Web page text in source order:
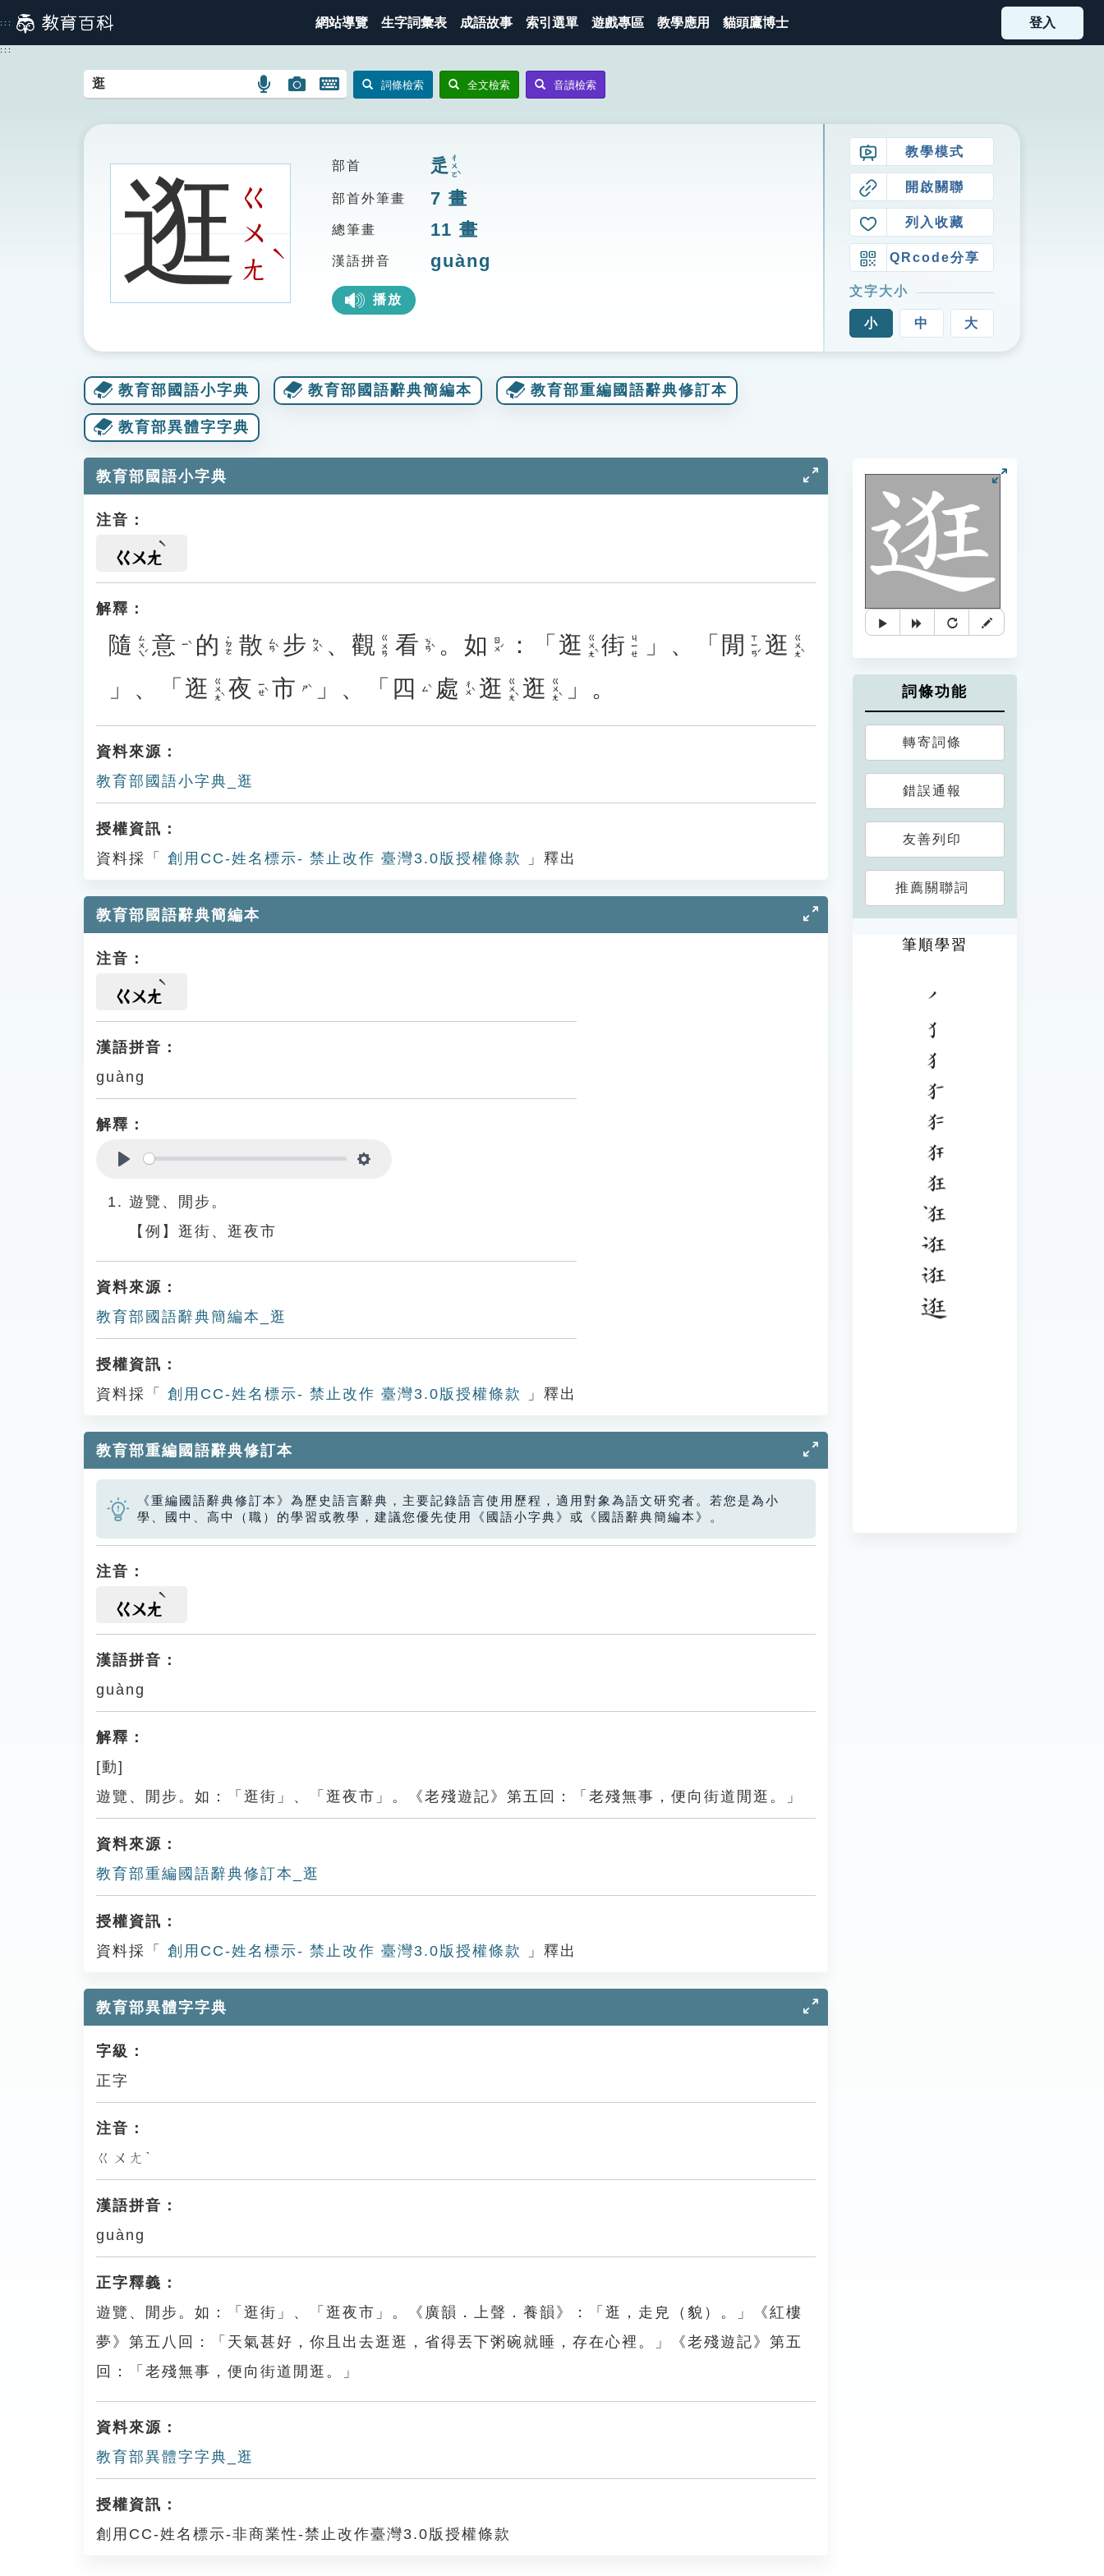
到
主
::: 網站導覽 生字詞彙表 成語故事 索引選單 遊戲專區 教學應用 貓頭鷹博士 登入
:::
語
搜
圖
圖
搜
開
鍵
圖
詞條檢索 全文檢索 音讀檢索
逛ㄍ
ㄨ
ㄤ
ˋ
部首 辵 ㄔㄨㄛˋ
部首外筆畫 7 畫
總筆畫 11 畫
漢語拼音 guàng
播放
教學模式
開啟關聯
列入收藏
QRcode分享
文字大小
小 中 大
教育部國語小字典 教育部國語辭典簡編本 教育部重編國語辭典修訂本
教育部異體字字典
教育部國語小字典
注音：
ㄍㄨㄤ
解釋：
隨 ㄙㄨㄟˊ 意 ㄧˋ 的 ˙ㄉㄜ 散 ㄙㄢˋ 步 ㄅㄨˋ 、 觀 ㄍㄨㄢ 看 ㄎㄢˋ 。 如 ㄖㄨˊ ：「 逛 ㄍㄨㄤˋ 街 ㄐㄧㄝ 」、「 閒 ㄒㄧㄢˊ 逛 ㄍㄨㄤˋ
」、「 逛 ㄍㄨㄤˋ 夜 ㄧㄝˋ 市 ㄕˋ 」、「 四 ㄙˋ 處 ㄔㄨˋ 逛 ㄍㄨㄤˋ 逛 ㄍㄨㄤˋ 」。
資料來源：
教育部國語小字典_逛
授權資訊：
資料採「
創用CC-姓名標示- 禁止改作 臺灣3.0版授權條款 」釋出
教育部國語辭典簡編本
注音：
ㄍㄨㄤ
漢語拼音：
guàng
解釋：
遊覽、閒步。
【例】逛街、逛夜市
資料來源：
教育部國語辭典簡編本_逛
授權資訊：
資料採「
創用CC-姓名標示- 禁止改作 臺灣3.0版授權條款 」釋出
教育部重編國語辭典修訂本
《重編國語辭典修訂本》為歷史語言辭典，主要記錄語言使用歷程，適用對象為語文研究者。若您是為小
學、國中、高中（職）的學習或教學，建議您優先使用《國語小字典》或《國語辭典簡編本》。
注音：
ㄍㄨㄤ
漢語拼音：
guàng
解釋：
[動]
遊覽、閒步。如：「逛街」、「逛夜市」。《老殘遊記》第五回：「老殘無事，便向街道閒逛。」
資料來源：
教育部重編國語辭典修訂本_逛
授權資訊：
資料採「
創用CC-姓名標示- 禁止改作 臺灣3.0版授權條款 」釋出
教育部異體字字典
字級：
正字
注音：
ㄍㄨㄤˋ
漢語拼音：
guàng
正字釋義：
遊覽、閒步。如：「逛街」、「逛夜市」。《廣韻．上聲．養韻》：「逛，走皃（貌）。」《紅樓
夢》第五八回：「天氣甚好，你且出去逛逛，省得丟下粥碗就睡，存在心裡。」《老殘遊記》第五
回：「老殘無事，便向街道閒逛。」
資料來源：
教育部異體字字典_逛
授權資訊：
創用CC-姓名標示-非商業性-禁止改作臺灣3.0版授權條款
詞條功能
轉寄詞條
錯誤通報
友善列印
推薦關聯詞
筆順學習